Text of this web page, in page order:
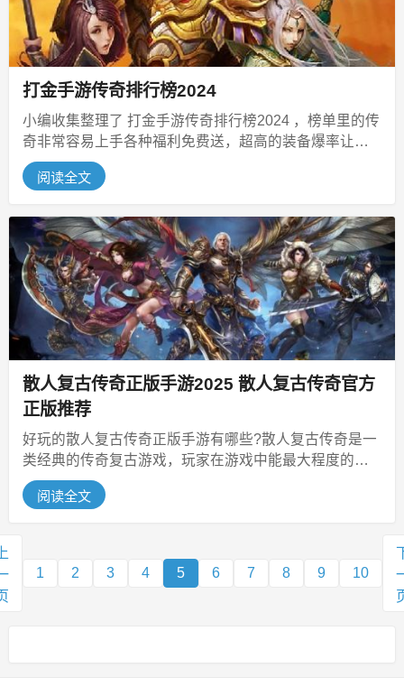
打金手游传奇排行榜2024
小编收集整理了 打金手游传奇排行榜2024 ，榜单里的传
奇非常容易上手各种福利免费送，超高的装备爆率让你
爱不释手，玩家随时可以开...
阅读全文
散人复古传奇正版手游2025 散人复古传奇官方
正版推荐
好玩的散人复古传奇正版手游有哪些?散人复古传奇是一
类经典的传奇复古游戏，玩家在游戏中能最大程度的发
挥传奇游戏的挂机功能，让你每天...
阅读全文
1 2 3 4 5 6 7 8 9 10